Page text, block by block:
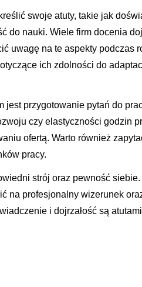
swoje atuty, takie jak
do nauki. Wiele firm docenia
uwagę na te aspekty podczas
ich zdolności do
jest przygotowanie pytań do
czy elastyczności godzin
ofertą. Warto również
pracy.
strój oraz pewność
na profesjonalny wizerunek
i dojrzałość są